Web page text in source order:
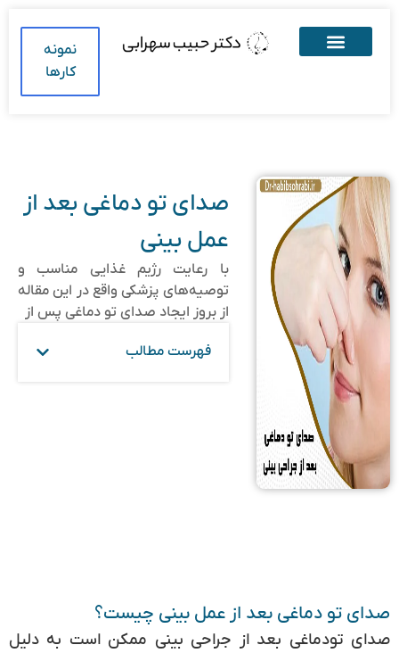
نمونه
کارها
صدای تو دماغی بعد از
عمل بینی
با رعایت رژیم غذایی مناسب و
توصیه‌های پزشکی واقع در این مقاله
از بروز ایجاد صدای تو دماغی پس از
فهرست مطالب
صدای تو دماغی بعد از عمل بینی چیست؟
صدای تودماغی بعد از جراحی بینی ممکن است به دلیل